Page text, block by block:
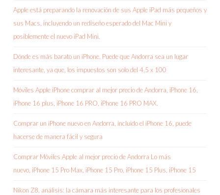
Apple está preparando la renovación de sus Apple iPad más pequeños y
sus Macs, incluyendo un rediseño esperado del Mac Mini y
posiblemente el nuevo iPad Mini.
Dónde es más barato un iPhone. Puede que Andorra sea un lugar
interesante, ya que, los impuestos son solo del 4,5 x 100
Móviles Apple iPhone comprar al mejor precio de Andorra, iPhone 16,
iPhone 16 plus, iPhone 16 PRO, iPhone 16 PRO MAX.
Comprar un iPhone nuevo en Andorra, incluido el iPhone 16, puede
hacerse de manera fácil y segura
Comprar Móviles Apple al mejor precio de Andorra Lo más
nuevo, iPhone 15 Pro Max, iPhone 15 Pro, iPhone 15 Plus, iPhone 15
Nikon Z8, análisis: la cámara más interesante para los profesionales